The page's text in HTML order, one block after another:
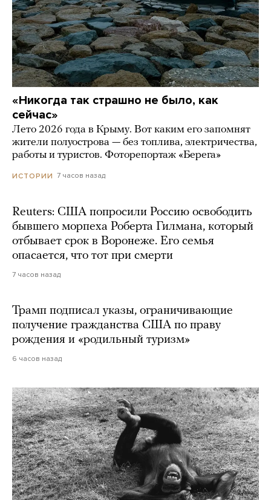
«Никогда так страшно не было, как
сейчас»
Лето 2026 года в Крыму. Вот каким его запомнят
жители полуострова — без топлива, электричества,
работы и туристов. Фоторепортаж «Берега»
ИСТОРИИ 7 часов назад
Reuters: США попросили Россию освободить
бывшего морпеха Роберта Гилмана, который
отбывает срок в Воронеже. Его семья
опасается, что тот при смерти
7 часов назад
Трамп подписал указы, ограничивающие
получение гражданства США по праву
рождения и «родильный туризм»
6 часов назад